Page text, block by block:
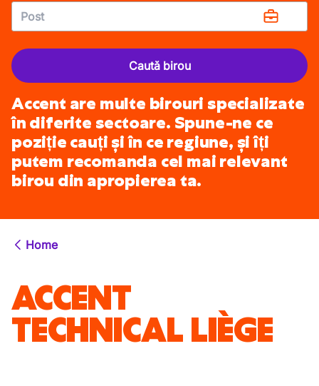
Caută birou
Accent are multe birouri specializate
în diferite sectoare. Spune-ne ce
poziție cauți și în ce regiune, și îți
putem recomanda cel mai relevant
birou din apropierea ta.
Home
ACCENT
TECHNICAL LIÈGE